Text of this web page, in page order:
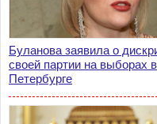
Буланова заявила о
своей партии на выборах в
Петербурге